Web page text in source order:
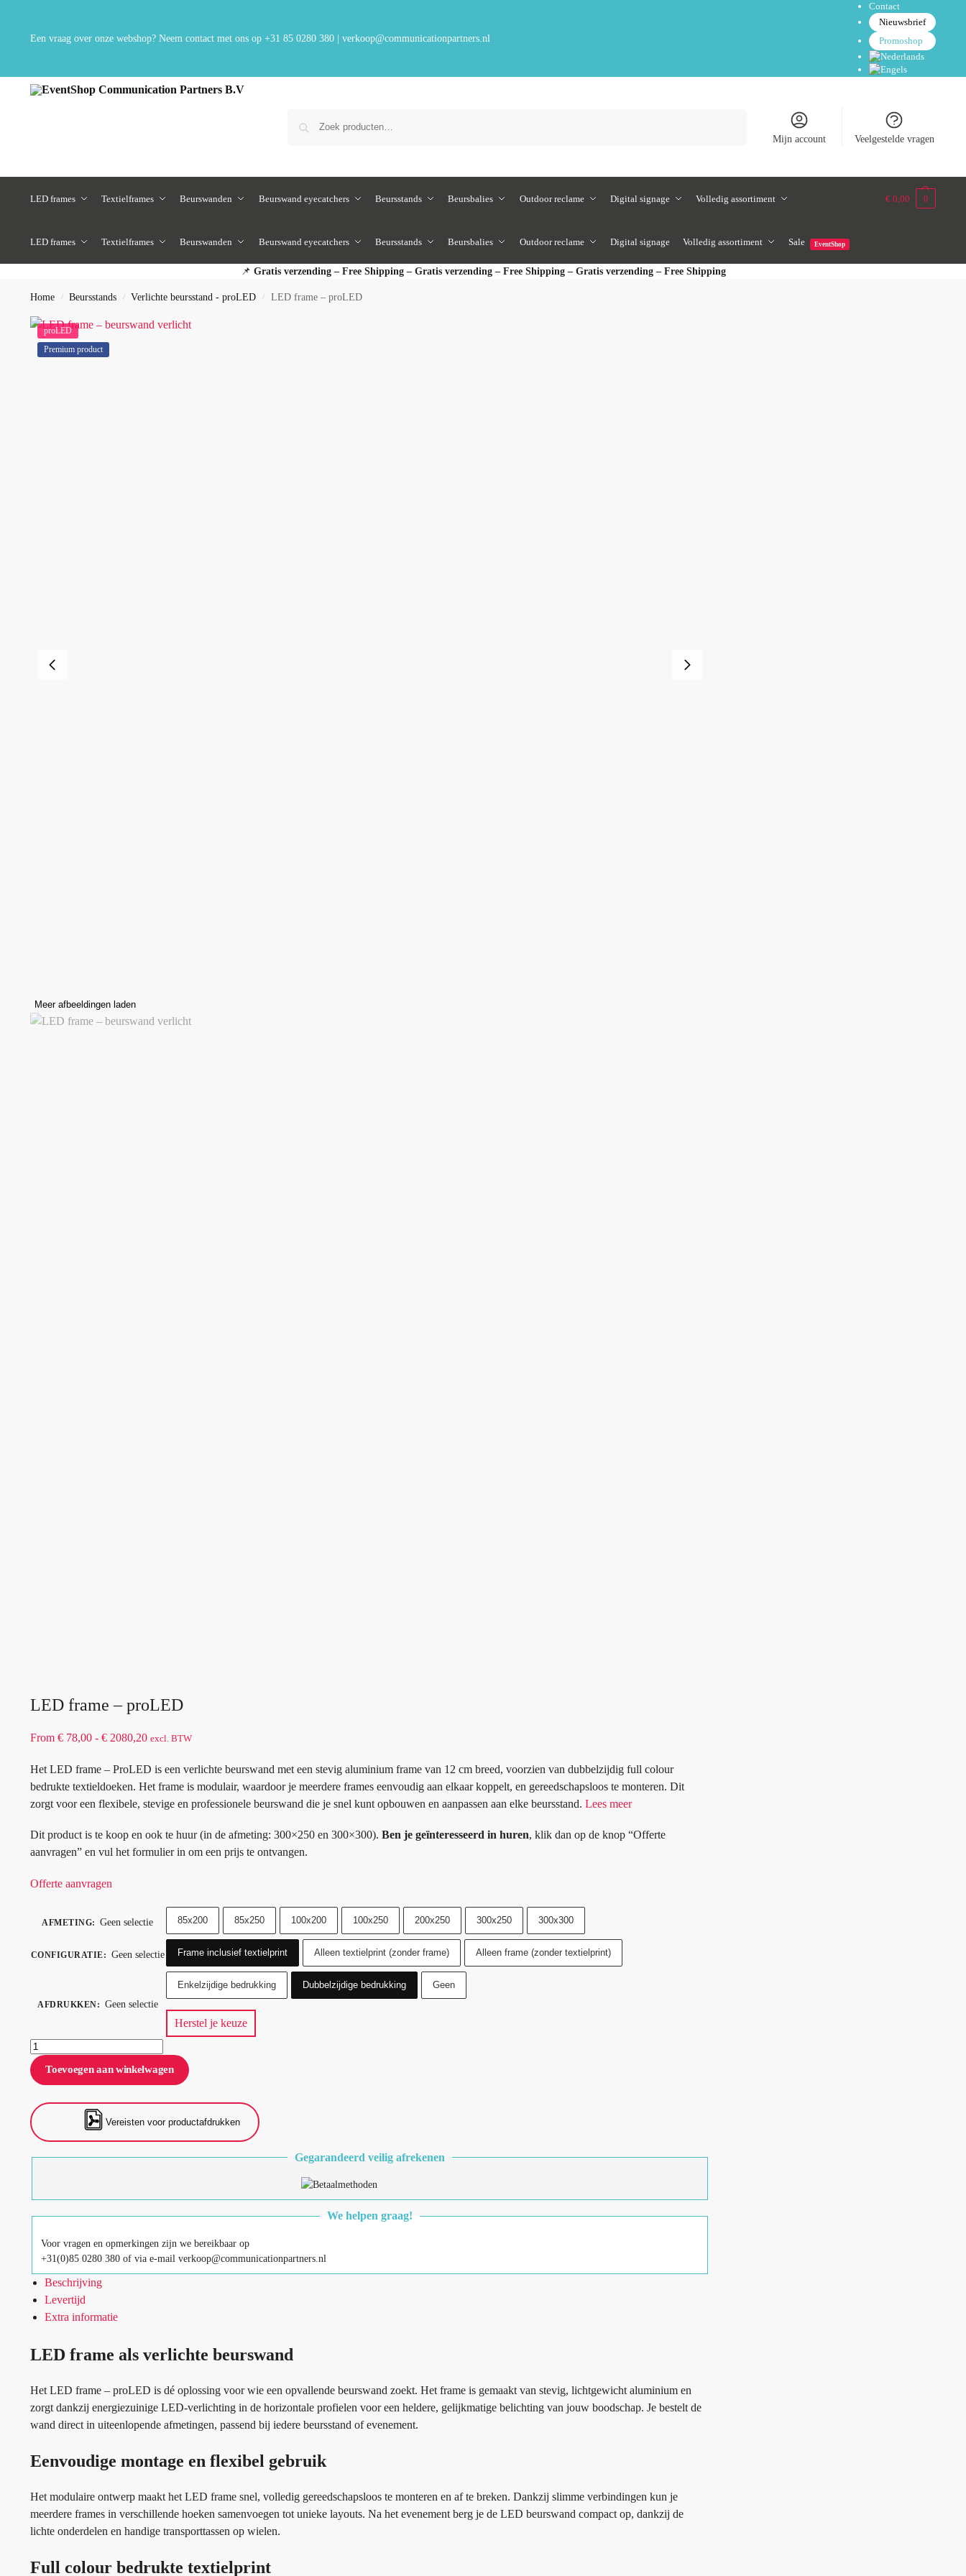
Een vraag over onze webshop? Neem contact met ons op +31 85 0280 380| verkoop@communicationpartners.nl
Contact
Nieuwsbrief
Promoshop
Mijn account Veelgestelde vragen
LED frames Textielframes Beurswanden Beurswand eyecatchers Beursstands Beursbalies Outdoor reclame Digital signage Volledig assortiment
LED frames Textielframes Beurswanden Beurswand eyecatchers Beursstands Beursbalies Outdoor reclame Digital signage Volledig assortiment Sale EventShop
€ 0,00 0
📌 Gratis verzending – Free Shipping – Gratis verzending – Free Shipping – Gratis verzending – Free Shipping
Home / Beursstands / Verlichte beursstand - proLED / LED frame – proLED
proLED
Premium product
Meer afbeeldingen laden
LED frame – proLED
From €78,00 - €2080,20 excl. BTW
Het LED frame – ProLED is een verlichte beurswand met een stevig aluminium frame van 12 cm breed, voorzien van dubbelzijdig full colour
bedrukte textieldoeken. Het frame is modulair, waardoor je meerdere frames eenvoudig aan elkaar koppelt, en gereedschapsloos te monteren. Dit
zorgt voor een flexibele, stevige en professionele beurswand die je snel kunt opbouwen en aanpassen aan elke beursstand. Lees meer
Dit product is te koop en ook te huur (in de afmeting: 300×250 en 300×300). Ben je geïnteresseerd in huren, klik dan op de knop “Offerte
aanvragen” en vul het formulier in om een prijs te ontvangen.
Offerte aanvragen
AFMETING: Geen selectie 85x200 85x250 100x200 100x250 200x250 300x250 300x300
CONFIGURATIE: Geen selectie Frame inclusief textielprint Alleen textielprint (zonder frame) Alleen frame (zonder textielprint)
AFDRUKKEN: Geen selectie
Enkelzijdige bedrukking Dubbelzijdige bedrukking Geen
Herstel je keuze
Toevoegen aan winkelwagen
Vereisten voor productafdrukken
Gegarandeerd veilig afrekenen
We helpen graag!
Voor vragen en opmerkingen zijn we bereikbaar op
+31(0)85 0280 380 of via e-mail verkoop@communicationpartners.nl
Beschrijving
Levertijd
Extra informatie
LED frame als verlichte beurswand
Het LED frame – proLED is dé oplossing voor wie een opvallende beurswand zoekt. Het frame is gemaakt van stevig, lichtgewicht aluminium en
zorgt dankzij energiezuinige LED-verlichting in de horizontale profielen voor een heldere, gelijkmatige belichting van jouw boodschap. Je bestelt de
wand direct in uiteenlopende afmetingen, passend bij iedere beursstand of evenement.
Eenvoudige montage en flexibel gebruik
Het modulaire ontwerp maakt het LED frame snel, volledig gereedschapsloos te monteren en af te breken. Dankzij slimme verbindingen kun je
meerdere frames in verschillende hoeken samenvoegen tot unieke layouts. Na het evenement berg je de LED beurswand compact op, dankzij de
lichte onderdelen en handige transporttassen op wielen.
Full colour bedrukte textielprint